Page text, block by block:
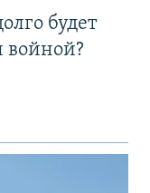
будет